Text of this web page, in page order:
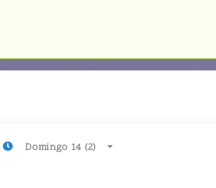
Domingo 14 (2)